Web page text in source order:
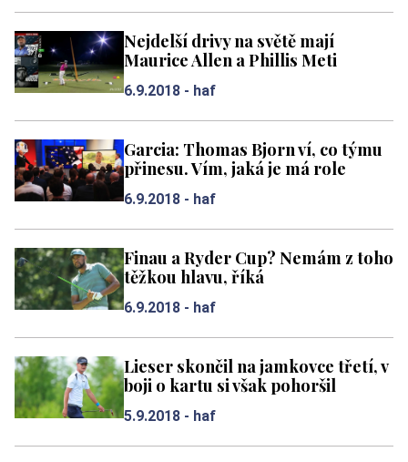
Nejdelší drivy na světě mají
Maurice Allen a Phillis Meti
6.9.2018 - haf
Garcia: Thomas Bjorn ví, co týmu
přinesu. Vím, jaká je má role
6.9.2018 - haf
Finau a Ryder Cup? Nemám z toho
těžkou hlavu, říká
6.9.2018 - haf
Lieser skončil na jamkovce třetí, v
boji o kartu si však pohoršil
5.9.2018 - haf